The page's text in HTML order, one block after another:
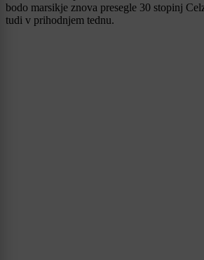
bodo marsikje znova presegle 30 stopinj
tudi v prihodnjem tednu.